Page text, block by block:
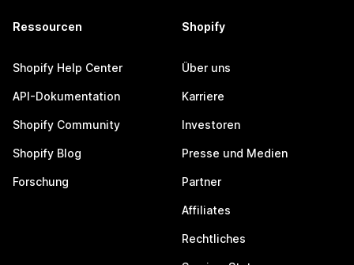
Ressourcen
Shopify Help Center
API-Dokumentation
Shopify Community
Shopify Blog
Forschung
Shopify
Über uns
Karriere
Investoren
Presse und Medien
Partner
Affiliates
Rechtliches